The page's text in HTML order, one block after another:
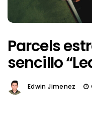
Parcels
sencillo
Edwin Jimenez